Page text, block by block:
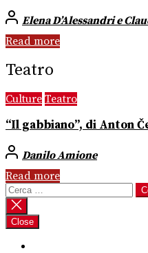
Elena D’Alessandri e
Read more
Teatro
Culture Teatro
“Il gabbiano”, di Anton
Danilo Amione
Read more
Ricerca
per:
Close